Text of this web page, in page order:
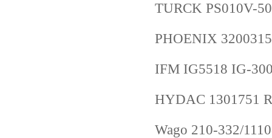
TURCK PS010V-
PHOENIX 3200315
IFM IG5518 IG-
HYDAC 1301751
Wago 210-332/